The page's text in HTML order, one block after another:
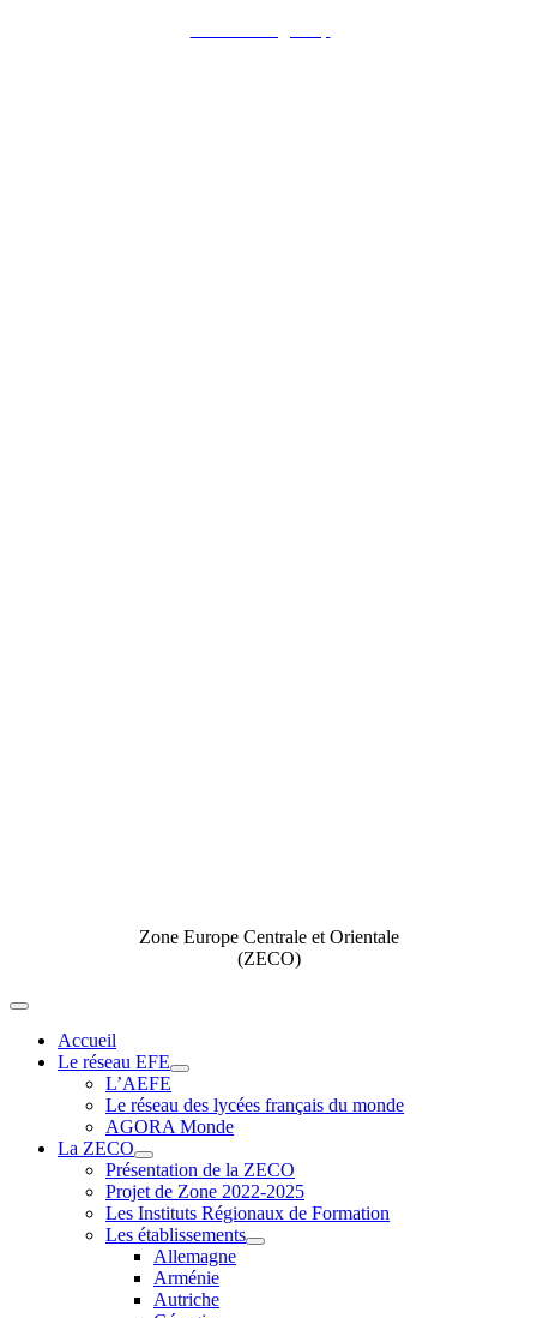
Zone Europe Centrale et Orientale
(ZECO)
Toggle
NavigationAccueil
Le réseau EFE
L’AEFE
Le réseau des lycées français du monde
AGORA Monde
La ZECO
Présentation de la ZECO
Projet de Zone 2022-2025
Les Instituts Régionaux de Formation
Les établissements
Allemagne
Arménie
Autriche